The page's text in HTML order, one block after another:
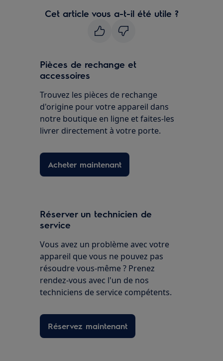
Cet article vous a-t-il été utile ?
Pièces de rechange et
accessoires
Trouvez les pièces de rechange
d'origine pour votre appareil dans
notre boutique en ligne et faites-les
livrer directement à votre porte.
Acheter maintenant
Réserver un technicien de
service
Vous avez un problème avec votre
appareil que vous ne pouvez pas
résoudre vous-même ? Prenez
rendez-vous avec l'un de nos
techniciens de service compétents.
Réservez maintenant